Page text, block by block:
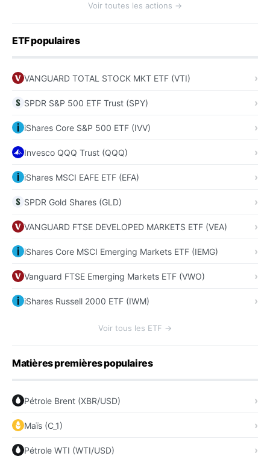
Voir toutes les actions →
ETF populaires
VANGUARD TOTAL STOCK MKT ETF (VTI)
SPDR S&P 500 ETF Trust (SPY)
iShares Core S&P 500 ETF (IVV)
Invesco QQQ Trust (QQQ)
iShares MSCI EAFE ETF (EFA)
SPDR Gold Shares (GLD)
VANGUARD FTSE DEVELOPED MARKETS ETF (VEA)
iShares Core MSCI Emerging Markets ETF (IEMG)
Vanguard FTSE Emerging Markets ETF (VWO)
iShares Russell 2000 ETF (IWM)
Voir tous les ETF →
Matières premières populaires
Pétrole Brent (XBR/USD)
Maïs (C_1)
Pétrole WTI (WTI/USD)